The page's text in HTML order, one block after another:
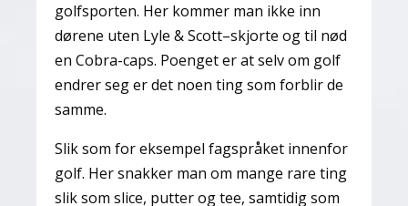
golfsporten. Her kommer man ikke inn
dørene uten Lyle & Scott–skjorte og til nød
en Cobra-caps. Poenget er at selv om golf
endrer seg er det noen ting som forblir de
samme.
Slik som for eksempel fagspråket innenfor
golf. Her snakker man om mange rare ting
slik som slice, putter og tee, samtidig som